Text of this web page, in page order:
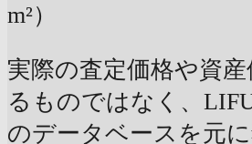
m²）
実際の査定価格や資
るものではなく、
のデータベースを元